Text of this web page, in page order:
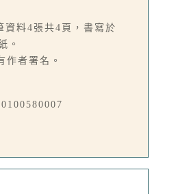
資料4張共4頁，書寫於
。
作者署名。